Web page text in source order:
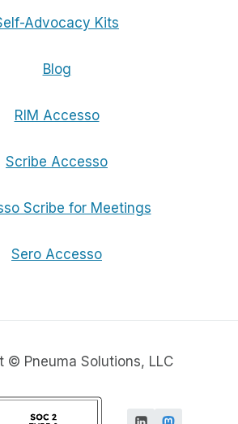
Advocacy Kits
Blog
RIM Accesso
Scribe Accesso
Scribe for Meetings
Sero Accesso
© Pneuma Solutions, LLC